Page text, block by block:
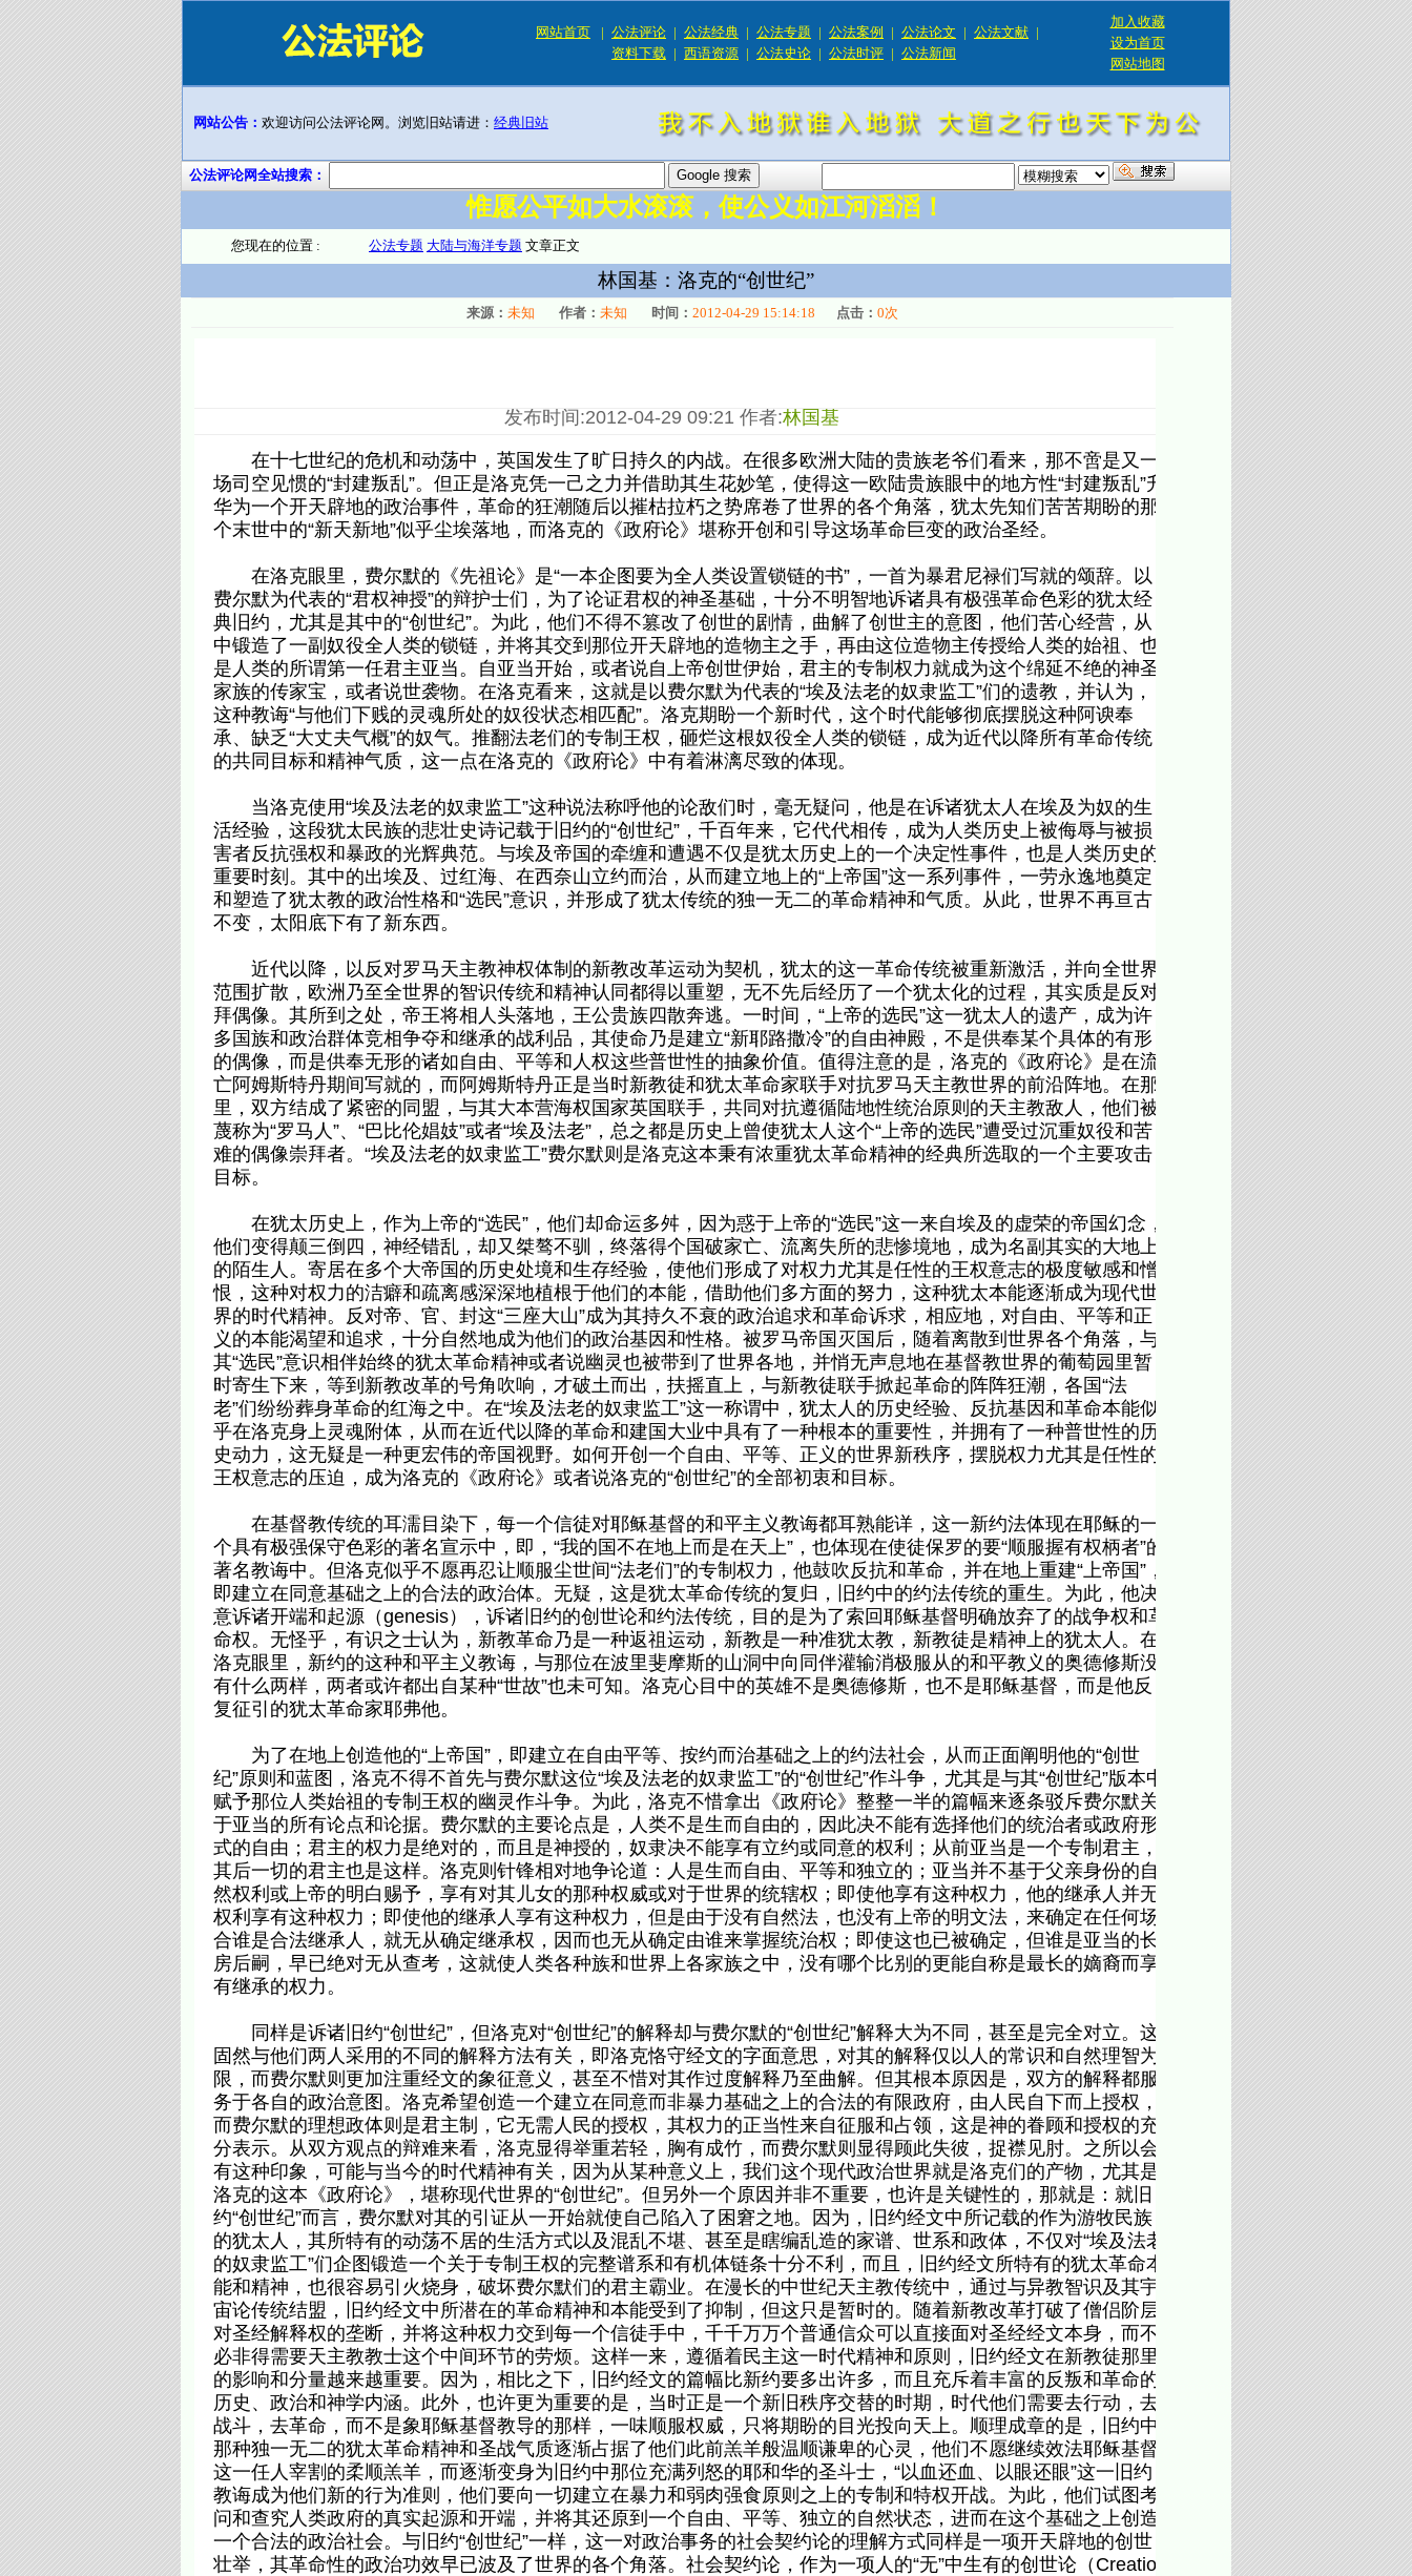
网站首页 | 公法评论 | 公法经典 | 公法专题 | 公法案例 | 公法论文 | 公法文献 |
资料下载 | 西语资源 | 公法史论 | 公法时评 | 公法新闻
加入收藏
设为首页
网站地图
网站公告： 欢迎访问公法评论网。浏览旧站请进： 经典旧站
公法评论网全站搜索：
惟愿公平如大水滚滚，使公义如江河滔滔！
您现在的位置 : 公法专题 大陆与海洋专题 文章正文
林国基：洛克的“创世纪”
来源： 未知 作者： 未知 时间： 2012-04-29 15:14:18 点击： 0次
发布时间:2012-04-29 09:21 作者:林国基
在十七世纪的危机和动荡中，英国发生了旷日持久的内战。在很多欧洲大陆的贵族老爷们看来，那不啻是又一
场司空见惯的“封建叛乱”。但正是洛克凭一己之力并借助其生花妙笔，使得这一欧陆贵族眼中的地方性“封建叛乱”升
华为一个开天辟地的政治事件，革命的狂潮随后以摧枯拉朽之势席卷了世界的各个角落，犹太先知们苦苦期盼的那
个末世中的“新天新地”似乎尘埃落地，而洛克的《政府论》堪称开创和引导这场革命巨变的政治圣经。
在洛克眼里，费尔默的《先祖论》是“一本企图要为全人类设置锁链的书”，一首为暴君尼禄们写就的颂辞。以
费尔默为代表的“君权神授”的辩护士们，为了论证君权的神圣基础，十分不明智地诉诸具有极强革命色彩的犹太经
典旧约，尤其是其中的“创世纪”。为此，他们不得不篡改了创世的剧情，曲解了创世主的意图，他们苦心经营，从
中锻造了一副奴役全人类的锁链，并将其交到那位开天辟地的造物主之手，再由这位造物主传授给人类的始祖、也
是人类的所谓第一任君主亚当。自亚当开始，或者说自上帝创世伊始，君主的专制权力就成为这个绵延不绝的神圣
家族的传家宝，或者说世袭物。在洛克看来，这就是以费尔默为代表的“埃及法老的奴隶监工”们的遗教，并认为，
这种教诲“与他们下贱的灵魂所处的奴役状态相匹配”。洛克期盼一个新时代，这个时代能够彻底摆脱这种阿谀奉
承、缺乏“大丈夫气概”的奴气。推翻法老们的专制王权，砸烂这根奴役全人类的锁链，成为近代以降所有革命传统
的共同目标和精神气质，这一点在洛克的《政府论》中有着淋漓尽致的体现。
当洛克使用“埃及法老的奴隶监工”这种说法称呼他的论敌们时，毫无疑问，他是在诉诸犹太人在埃及为奴的生
活经验，这段犹太民族的悲壮史诗记载于旧约的“创世纪”，千百年来，它代代相传，成为人类历史上被侮辱与被损
害者反抗强权和暴政的光辉典范。与埃及帝国的牵缠和遭遇不仅是犹太历史上的一个决定性事件，也是人类历史的
重要时刻。其中的出埃及、过红海、在西奈山立约而治，从而建立地上的“上帝国”这一系列事件，一劳永逸地奠定
和塑造了犹太教的政治性格和“选民”意识，并形成了犹太传统的独一无二的革命精神和气质。从此，世界不再亘古
不变，太阳底下有了新东西。
近代以降，以反对罗马天主教神权体制的新教改革运动为契机，犹太的这一革命传统被重新激活，并向全世界
范围扩散，欧洲乃至全世界的智识传统和精神认同都得以重塑，无不先后经历了一个犹太化的过程，其实质是反对
拜偶像。其所到之处，帝王将相人头落地，王公贵族四散奔逃。一时间，“上帝的选民”这一犹太人的遗产，成为许
多国族和政治群体竞相争夺和继承的战利品，其使命乃是建立“新耶路撒冷”的自由神殿，不是供奉某个具体的有形
的偶像，而是供奉无形的诸如自由、平等和人权这些普世性的抽象价值。值得注意的是，洛克的《政府论》是在流
亡阿姆斯特丹期间写就的，而阿姆斯特丹正是当时新教徒和犹太革命家联手对抗罗马天主教世界的前沿阵地。在那
里，双方结成了紧密的同盟，与其大本营海权国家英国联手，共同对抗遵循陆地性统治原则的天主教敌人，他们被
蔑称为“罗马人”、“巴比伦娼妓”或者“埃及法老”，总之都是历史上曾使犹太人这个“上帝的选民”遭受过沉重奴役和苦
难的偶像崇拜者。“埃及法老的奴隶监工”费尔默则是洛克这本秉有浓重犹太革命精神的经典所选取的一个主要攻击
目标。
在犹太历史上，作为上帝的“选民”，他们却命运多舛，因为惑于上帝的“选民”这一来自埃及的虚荣的帝国幻念，
他们变得颠三倒四，神经错乱，却又桀骜不驯，终落得个国破家亡、流离失所的悲惨境地，成为名副其实的大地上
的陌生人。寄居在多个大帝国的历史处境和生存经验，使他们形成了对权力尤其是任性的王权意志的极度敏感和憎
恨，这种对权力的洁癖和疏离感深深地植根于他们的本能，借助他们多方面的努力，这种犹太本能逐渐成为现代世
界的时代精神。反对帝、官、封这“三座大山”成为其持久不衰的政治追求和革命诉求，相应地，对自由、平等和正
义的本能渴望和追求，十分自然地成为他们的政治基因和性格。被罗马帝国灭国后，随着离散到世界各个角落，与
其“选民”意识相伴始终的犹太革命精神或者说幽灵也被带到了世界各地，并悄无声息地在基督教世界的葡萄园里暂
时寄生下来，等到新教改革的号角吹响，才破土而出，扶摇直上，与新教徒联手掀起革命的阵阵狂潮，各国“法
老”们纷纷葬身革命的红海之中。在“埃及法老的奴隶监工”这一称谓中，犹太人的历史经验、反抗基因和革命本能似
乎在洛克身上灵魂附体，从而在近代以降的革命和建国大业中具有了一种根本的重要性，并拥有了一种普世性的历
史动力，这无疑是一种更宏伟的帝国视野。如何开创一个自由、平等、正义的世界新秩序，摆脱权力尤其是任性的
王权意志的压迫，成为洛克的《政府论》或者说洛克的“创世纪”的全部初衷和目标。
在基督教传统的耳濡目染下，每一个信徒对耶稣基督的和平主义教诲都耳熟能详，这一新约法体现在耶稣的一
个具有极强保守色彩的著名宣示中，即，“我的国不在地上而是在天上”，也体现在使徒保罗的要“顺服握有权柄者”的
著名教诲中。但洛克似乎不愿再忍让顺服尘世间“法老们”的专制权力，他鼓吹反抗和革命，并在地上重建“上帝国”，
即建立在同意基础之上的合法的政治体。无疑，这是犹太革命传统的复归，旧约中的约法传统的重生。为此，他决
意诉诸开端和起源（genesis），诉诸旧约的创世论和约法传统，目的是为了索回耶稣基督明确放弃了的战争权和革
命权。无怪乎，有识之士认为，新教革命乃是一种返祖运动，新教是一种准犹太教，新教徒是精神上的犹太人。在
洛克眼里，新约的这种和平主义教诲，与那位在波里斐摩斯的山洞中向同伴灌输消极服从的和平教义的奥德修斯没
有什么两样，两者或许都出自某种“世故”也未可知。洛克心目中的英雄不是奥德修斯，也不是耶稣基督，而是他反
复征引的犹太革命家耶弗他。
为了在地上创造他的“上帝国”，即建立在自由平等、按约而治基础之上的约法社会，从而正面阐明他的“创世
纪”原则和蓝图，洛克不得不首先与费尔默这位“埃及法老的奴隶监工”的“创世纪”作斗争，尤其是与其“创世纪”版本中
赋予那位人类始祖的专制王权的幽灵作斗争。为此，洛克不惜拿出《政府论》整整一半的篇幅来逐条驳斥费尔默关
于亚当的所有论点和论据。费尔默的主要论点是，人类不是生而自由的，因此决不能有选择他们的统治者或政府形
式的自由；君主的权力是绝对的，而且是神授的，奴隶决不能享有立约或同意的权利；从前亚当是一个专制君主，
其后一切的君主也是这样。洛克则针锋相对地争论道：人是生而自由、平等和独立的；亚当并不基于父亲身份的自
然权利或上帝的明白赐予，享有对其儿女的那种权威或对于世界的统辖权；即使他享有这种权力，他的继承人并无
权利享有这种权力；即使他的继承人享有这种权力，但是由于没有自然法，也没有上帝的明文法，来确定在任何场
合谁是合法继承人，就无从确定继承权，因而也无从确定由谁来掌握统治权；即使这也已被确定，但谁是亚当的长
房后嗣，早已绝对无从查考，这就使人类各种族和世界上各家族之中，没有哪个比别的更能自称是最长的嫡裔而享
有继承的权力。
同样是诉诸旧约“创世纪”，但洛克对“创世纪”的解释却与费尔默的“创世纪”解释大为不同，甚至是完全对立。这
固然与他们两人采用的不同的解释方法有关，即洛克恪守经文的字面意思，对其的解释仅以人的常识和自然理智为
限，而费尔默则更加注重经文的象征意义，甚至不惜对其作过度解释乃至曲解。但其根本原因是，双方的解释都服
务于各自的政治意图。洛克希望创造一个建立在同意而非暴力基础之上的合法的有限政府，由人民自下而上授权，
而费尔默的理想政体则是君主制，它无需人民的授权，其权力的正当性来自征服和占领，这是神的眷顾和授权的充
分表示。从双方观点的辩难来看，洛克显得举重若轻，胸有成竹，而费尔默则显得顾此失彼，捉襟见肘。之所以会
有这种印象，可能与当今的时代精神有关，因为从某种意义上，我们这个现代政治世界就是洛克们的产物，尤其是
洛克的这本《政府论》，堪称现代世界的“创世纪”。但另外一个原因并非不重要，也许是关键性的，那就是：就旧
约“创世纪”而言，费尔默对其的引证从一开始就使自己陷入了困窘之地。因为，旧约经文中所记载的作为游牧民族
的犹太人，其所特有的动荡不居的生活方式以及混乱不堪、甚至是瞎编乱造的家谱、世系和政体，不仅对“埃及法老
的奴隶监工”们企图锻造一个关于专制王权的完整谱系和有机体链条十分不利，而且，旧约经文所特有的犹太革命本
能和精神，也很容易引火烧身，破坏费尔默们的君主霸业。在漫长的中世纪天主教传统中，通过与异教智识及其宇
宙论传统结盟，旧约经文中所潜在的革命精神和本能受到了抑制，但这只是暂时的。随着新教改革打破了僧侣阶层
对圣经解释权的垄断，并将这种权力交到每一个信徒手中，千千万万个普通信众可以直接面对圣经经文本身，而不
必非得需要天主教教士这个中间环节的劳烦。这样一来，遵循着民主这一时代精神和原则，旧约经文在新教徒那里
的影响和分量越来越重要。因为，相比之下，旧约经文的篇幅比新约要多出许多，而且充斥着丰富的反叛和革命的
历史、政治和神学内涵。此外，也许更为重要的是，当时正是一个新旧秩序交替的时期，时代他们需要去行动，去
战斗，去革命，而不是象耶稣基督教导的那样，一味顺服权威，只将期盼的目光投向天上。顺理成章的是，旧约中
那种独一无二的犹太革命精神和圣战气质逐渐占据了他们此前羔羊般温顺谦卑的心灵，他们不愿继续效法耶稣基督
这一任人宰割的柔顺羔羊，而逐渐变身为旧约中那位充满列怒的耶和华的圣斗士，“以血还血、以眼还眼”这一旧约
教诲成为他们新的行为准则，他们要向一切建立在暴力和弱肉强食原则之上的专制和特权开战。为此，他们试图考
问和查究人类政府的真实起源和开端，并将其还原到一个自由、平等、独立的自然状态，进而在这个基础之上创造
一个合法的政治社会。与旧约“创世纪”一样，这一对政治事务的社会契约论的理解方式同样是一项开天辟地的创世
壮举，其革命性的政治功效早已波及了世界的各个角落。社会契约论，作为一项人的“无”中生有的创世论（Creation